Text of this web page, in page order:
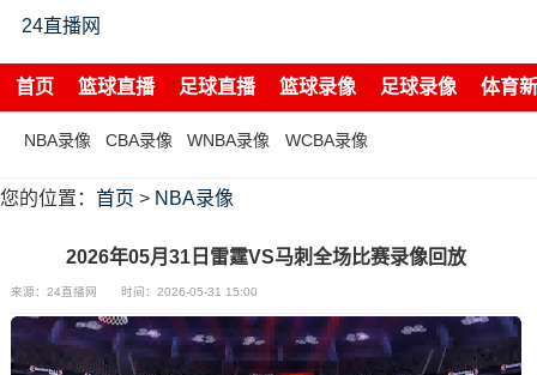
24直播网
首页 篮球直播 足球直播 篮球录像 足球录像 体育
NBA录像 CBA录像 WNBA录像 WCBA录像
您的位置： 首页 > NBA录像
2026年05月31日雷霆VS马刺全场比赛录像回放
来源：24直播网 时间：2026-05-31 15:00